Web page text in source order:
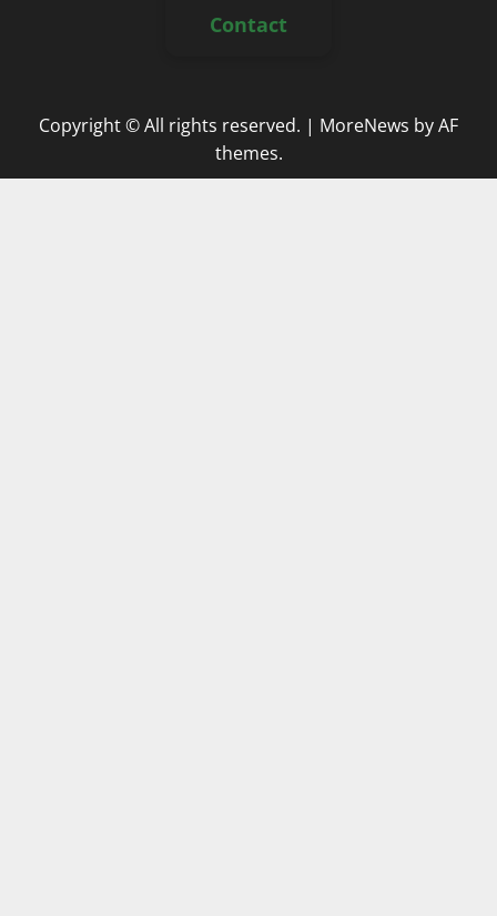
Contact
Copyright © All rights reserved. | MoreNews by AF
themes.